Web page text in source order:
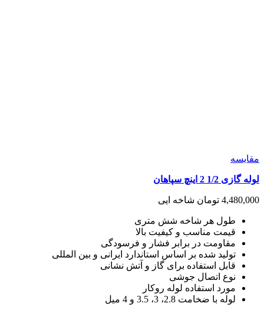
مقايسه
لوله گازی 1/2 2 اینچ سپاهان
4,480,000 تومان شاخه ایی
طول هر شاخه شش متری
قیمت مناسب و کیفیت بالا
مقاومت در برابر فشار و فرسودگی
تولید شده بر اساس استاندارد ایرانی و بین المللی
قابل استفاده برای گاز و آتش نشانی
نوع اتصال جوشی
مورد استفاده لوله روکار
لوله با ضخامت 2.8، 3، 3.5 و 4 میل